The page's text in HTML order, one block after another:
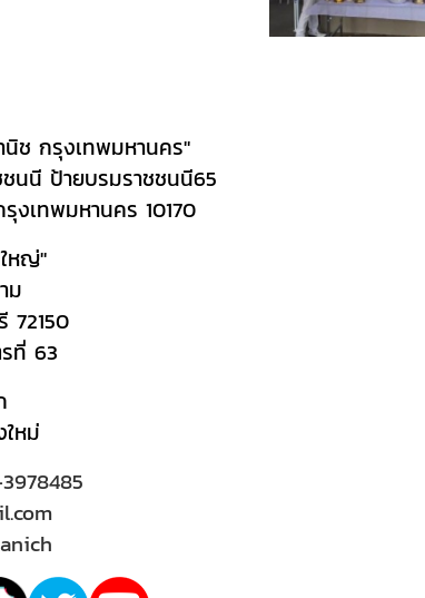
พานิช กรุงเทพมหานคร"
นนี ป้ายบรมราชชนนี65
งเทพมหานคร 10170
หญ่"
.โคกคราม
72150
ที่ 63
ใหม่